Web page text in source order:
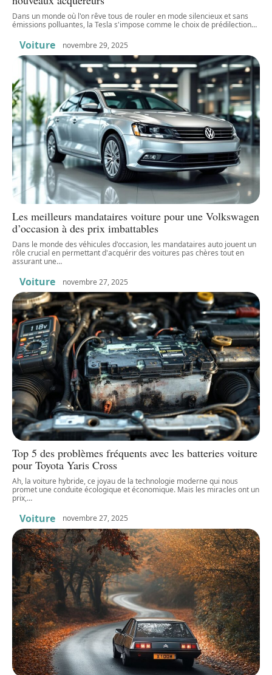
Dans un monde où l'on rêve tous de rouler en mode silencieux et sans
émissions polluantes, la Tesla s'impose comme le choix de prédilection…
Voiture novembre 29, 2025
Les meilleurs mandataires voiture pour une Volkswagen
d’occasion à des prix imbattables
Dans le monde des véhicules d'occasion, les mandataires auto jouent un
rôle crucial en permettant d'acquérir des voitures pas chères tout en
assurant une…
Voiture novembre 27, 2025
Top 5 des problèmes fréquents avec les batteries voiture
pour Toyota Yaris Cross
Ah, la voiture hybride, ce joyau de la technologie moderne qui nous
promet une conduite écologique et économique. Mais les miracles ont un
prix,…
Voiture novembre 27, 2025